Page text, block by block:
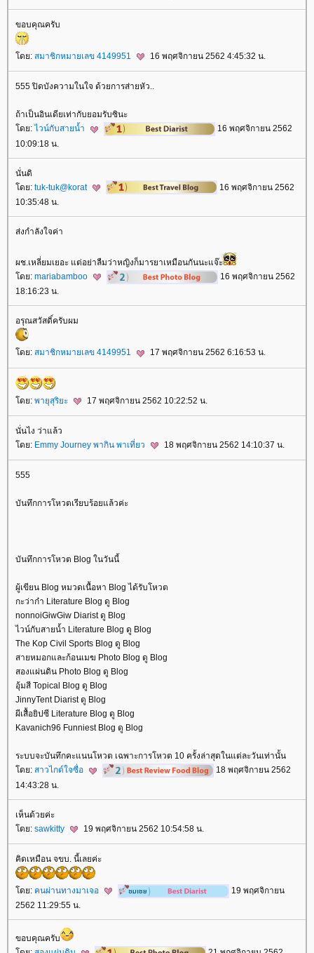
ขอบคุณครับ
ดย: สมาชิกหมายเลข 4149951 16 พฤศจิกายน 2562 4:45:32 น.
555 ปิดบังความในใจ ด้วยการส่ายหัว..
ถ้าเป็นอินเดียเท่ากับยอมรับซินะ
ดย: ไวน์กับสายน้ำ
16 พฤศจิกายน 2562
10:09:18 น.
นั่นดิ
ดย: tuk-tuk@korat
16 พฤศจิกายน 2562
10:35:48 น.
ส่งกำลังใจค่า
ผช.เหลี่ยมเยอะ แต่อย่าลืมว่าหญิงก็มารยาเหมือนกันนะแจ๊ะ
ดย: mariabamboo
16 พฤศจิกายน 2562
18:16:23 น.
อรุณสวัสดิ์ครับผม
ดย: สมาชิกหมายเลข 4149951 17 พฤศจิกายน 2562 6:16:53 น.
ดย: พายุสุริยะ 17 พฤศจิกายน 2562 10:22:52 น.
นั่นไง ว่าแล้ว
ดย: Emmy Journey พากิน พาเที่ยว 18 พฤศจิกายน 2562 14:10:37 น.
555
บันทึกการโหวตเรียบร้อยแล้วค่ะ
บันทึกการโหวต Blog ในวันนี้
ผู้เขียน Blog หมวดเนื้อหา Blog ได้รับโหวต
กะว่าก๋า Literature Blog ดู Blog
nonnoiGiwGiw Diarist ดู Blog
ไวน์กับสายน้ำ Literature Blog ดู Blog
The Kop Civil Sports Blog ดู Blog
สายหมอกและก้อนเมฆ Photo Blog ดู Blog
สองแผ่นดิน Photo Blog ดู Blog
อุ้มสี Topical Blog ดู Blog
JinnyTent Diarist ดู Blog
ผีเสื้อยิปซี Literature Blog ดู Blog
Kavanich96 Funniest Blog ดู Blog
ระบบจะบันทึกคะแนนโหวต เฉพาะการโหวต 10 ครั้งล่าสุดในแต่ละวันเท่านั้น
ดย: สาวไกด์ใจซื่อ
18 พฤศจิกายน 2562
14:43:28 น.
เห็นด้วยค่ะ
ดย: sawkitty 19 พฤศจิกายน 2562 10:54:58 น.
คิดเหมือน จขบ. นี้เลยค่ะ
ดย: คนผ่านทางมาเจอ
19 พฤศจิกายน
2562 11:29:55 น.
ขอบคุณครับ